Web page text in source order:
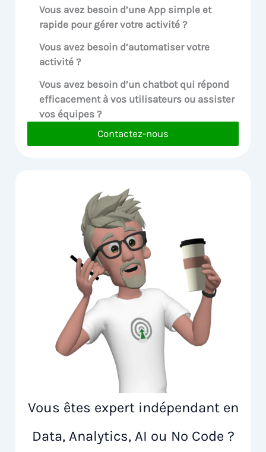
Vous avez besoin d’une App simple et
rapide pour gérer votre activité ?
Vous avez besoin d’automatiser votre
activité ?
Vous avez besoin d’un chatbot qui répond
efficacement à vos utilisateurs ou assister
vos équipes ?
Contactez-nous
Vous êtes expert indépendant en
Data, Analytics, AI ou No Code ?